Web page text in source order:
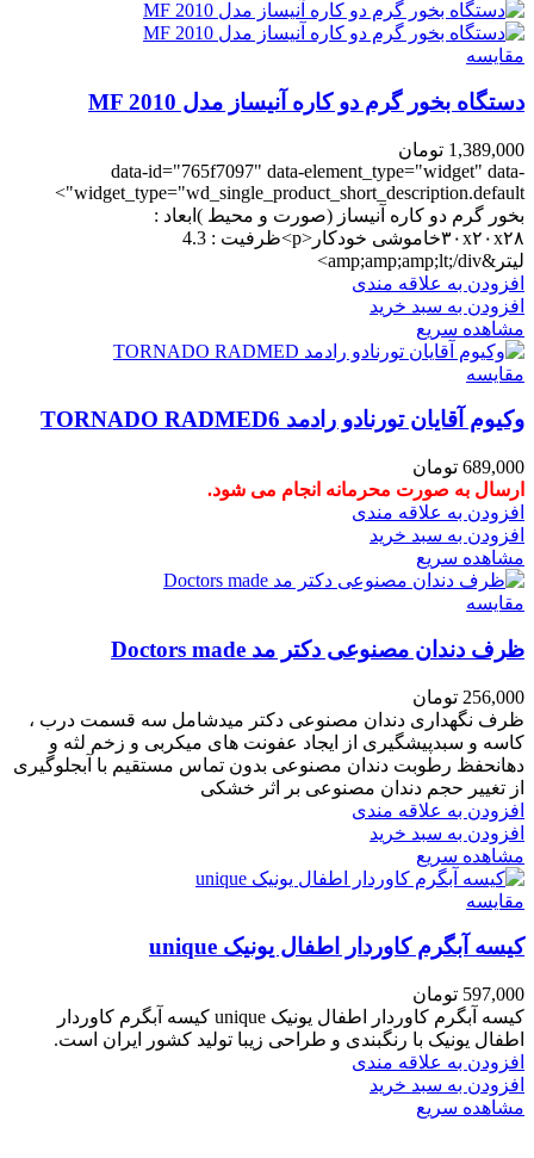
مقایسه
دستگاه بخور گرم دو کاره آنیساز مدل MF 2010
1,389,000 تومان
data-id="765f7097" data-element_type="widget" data-
widget_type="wd_single_product_short_description.default">
بخور گرم دو کاره آنیساز (صورت و محیط )ابعاد :
۳۰x۲۰x۲۸خاموشی خودکار<p>ظرفیت : 4.3
لیتر&amp;amp;amp;lt;/div>
افزودن به علاقه مندی
افزودن به سبد خرید
مشاهده سریع
مقایسه
وکیوم آقایان تورنادو رادمد TORNADO RADMED6
689,000 تومان
ارسال به صورت محرمانه انجام می شود.
افزودن به علاقه مندی
افزودن به سبد خرید
مشاهده سریع
مقایسه
ظرف دندان مصنوعی دکتر مد Doctors made
256,000 تومان
ظرف نگهداری دندان مصنوعی دکتر میدشامل سه قسمت درب ،
کاسه و سبدپیشگیری از ایجاد عفونت های میکربی و زخم لثه و
دهانحفظ رطوبت دندان مصنوعی بدون تماس مستقیم با آبجلوگیری
از تغییر حجم دندان مصنوعی بر اثر خشکی
افزودن به علاقه مندی
افزودن به سبد خرید
مشاهده سریع
مقایسه
کیسه آبگرم کاوردار اطفال یونیک unique
597,000 تومان
کیسه آبگرم کاوردار اطفال یونیک unique کیسه آبگرم کاوردار
اطفال یونیک با رنگبندی و طراحی زیبا تولید کشور ایران است.
افزودن به علاقه مندی
افزودن به سبد خرید
مشاهده سریع